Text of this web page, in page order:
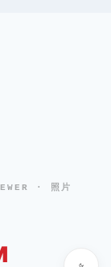
· 照片